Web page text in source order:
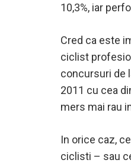
10,3%, iar
Cred ca este
ciclist
concursuri de
2011 cu cea
mers mai rau
In orice caz,
ciclisti – sau